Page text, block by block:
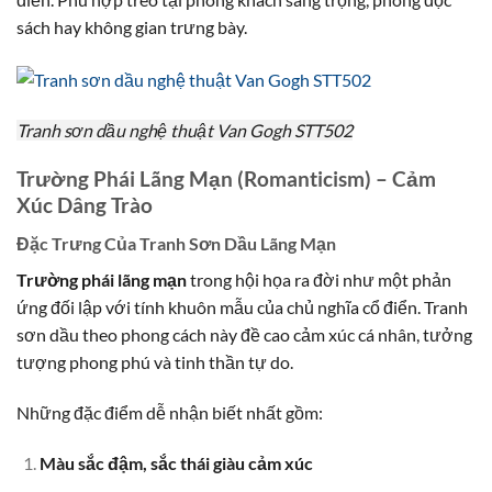
sách hay không gian trưng bày.
Tranh sơn dầu nghệ thuật Van Gogh STT502
Trường Phái Lãng Mạn (Romanticism) – Cảm
Xúc Dâng Trào
Đặc Trưng Của Tranh Sơn Dầu Lãng Mạn
Trường phái lãng mạntrong hội họa ra đời như một phản
ứng đối lập với tính khuôn mẫu của chủ nghĩa cổ điển. Tranh
sơn dầu theo phong cách này đề cao cảm xúc cá nhân, tưởng
tượng phong phú và tinh thần tự do.
Những đặc điểm dễ nhận biết nhất gồm:
Màu sắc đậm, sắc thái giàu cảm xúc